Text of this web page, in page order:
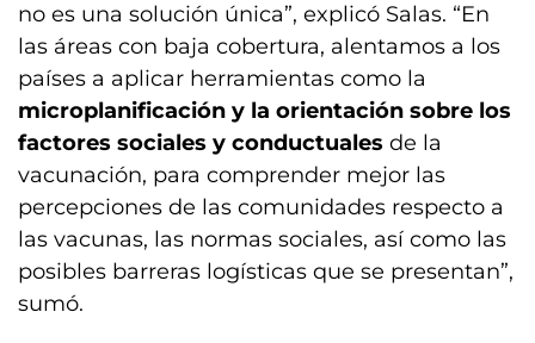
no es una solución única”, explicó Salas. “En
las áreas con baja cobertura, alentamos a los
países a aplicar herramientas como la
microplanificación y la orientación sobre los
factores sociales y conductuales de la
vacunación, para comprender mejor las
percepciones de las comunidades respecto a
las vacunas, las normas sociales, así como las
posibles barreras logísticas que se presentan”,
sumó.